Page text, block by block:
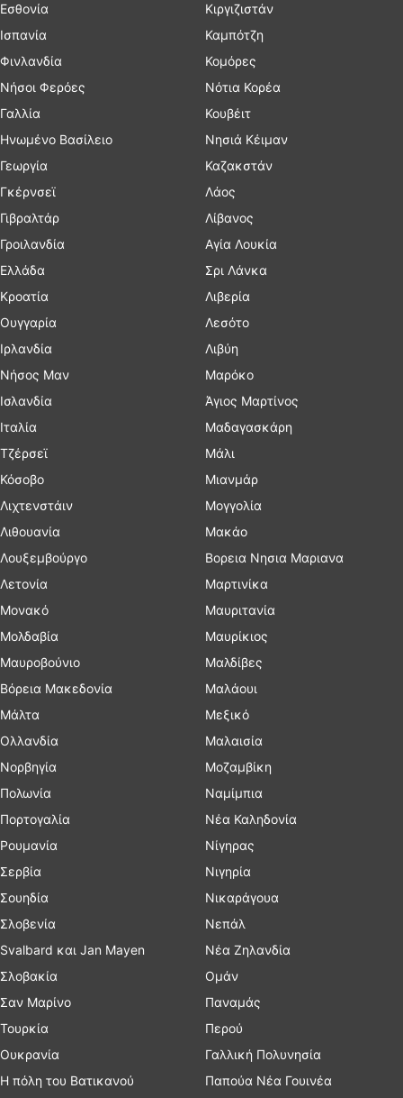
Εσθονία
Ισπανία
Φινλανδία
Νήσοι Φερόες
Γαλλία
Ηνωμένο Βασίλειο
Γεωργία
Γκέρνσεϊ
Γιβραλτάρ
Γροιλανδία
Ελλάδα
Κροατία
Ουγγαρία
Ιρλανδία
Νήσος Μαν
Ισλανδία
Ιταλία
Τζέρσεϊ
Κόσοβο
Λιχτενστάιν
Λιθουανία
Λουξεμβούργο
Λετονία
Μονακό
Μολδαβία
Μαυροβούνιο
Βόρεια Μακεδονία
Μάλτα
Ολλανδία
Νορβηγία
Πολωνία
Πορτογαλία
Ρουμανία
Σερβία
Σουηδία
Σλοβενία
Svalbard και Jan Mayen
Σλοβακία
Σαν Μαρίνο
Τουρκία
Ουκρανία
Η πόλη του Βατικανού
Κιργιζιστάν
Καμπότζη
Κομόρες
Νότια Κορέα
Κουβέιτ
Νησιά Κέιμαν
Καζακστάν
Λάος
Λίβανος
Αγία Λουκία
Σρι Λάνκα
Λιβερία
Λεσότο
Λιβύη
Μαρόκο
Άγιος Μαρτίνος
Μαδαγασκάρη
Μάλι
Μιανμάρ
Μογγολία
Μακάο
Βορεια Νησια Μαριανα
Μαρτινίκα
Μαυριτανία
Μαυρίκιος
Μαλδίβες
Μαλάουι
Μεξικό
Μαλαισία
Μοζαμβίκη
Ναμίμπια
Νέα Καληδονία
Νίγηρας
Νιγηρία
Νικαράγουα
Νεπάλ
Νέα Ζηλανδία
Ομάν
Παναμάς
Περού
Γαλλική Πολυνησία
Παπούα Νέα Γουινέα